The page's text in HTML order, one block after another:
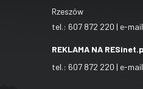
Rzeszów
tel.: 607 872 220 | e-
REKLAMA NA
tel.: 607 872 220 | e-